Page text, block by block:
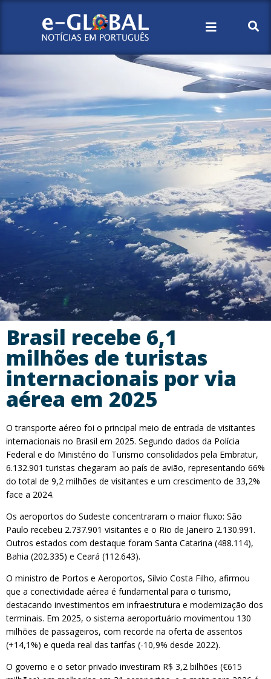
Brasil recebe 6,1
milhões de turistas
internacionais por via
aérea em 2025
O transporte aéreo foi o principal meio de entrada de visitantes
internacionais no Brasil em 2025. Segundo dados da Polícia
Federal e do Ministério do Turismo consolidados pela Embratur,
6.132.901 turistas chegaram ao país de avião, representando 66%
do total de 9,2 milhões de visitantes e um crescimento de 33,2%
face a 2024.
Os aeroportos do Sudeste concentraram o maior fluxo: São
Paulo recebeu 2.737.901 visitantes e o Rio de Janeiro 2.130.991.
Outros estados com destaque foram Santa Catarina (488.114),
Bahia (202.335) e Ceará (112.643).
O ministro de Portos e Aeroportos, Silvio Costa Filho, afirmou
que a conectividade aérea é fundamental para o turismo,
destacando investimentos em infraestrutura e modernização dos
terminais. Em 2025, o sistema aeroportuário movimentou 130
milhões de passageiros, com recorde na oferta de assentos
(+14,1%) e queda real das tarifas (-10,9% desde 2022).
O governo e o setor privado investiram R$ 3,2 bilhões (€615